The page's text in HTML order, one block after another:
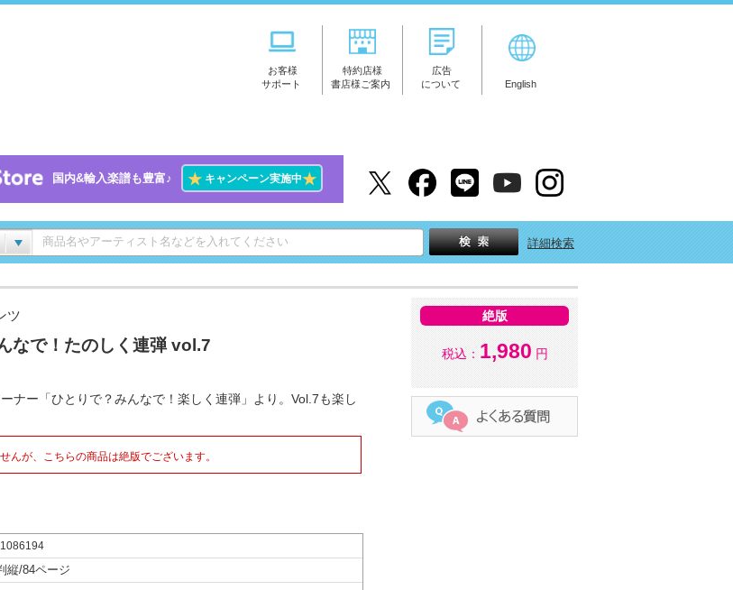
お客様
サポート
特約店様
書店様ご案内
広告
について
English
国内&輸入楽譜も豊富♪ ★キャンペーン実施中★
詳細検索
ツ
なで！たのしく連弾 vol.7
ナー「ひとりで？みんなで！楽しく連弾」より。Vol.7も楽し
んが、こちらの商品は絶版でございます。
縦/84ページ
絶版
税込： 1,980 円